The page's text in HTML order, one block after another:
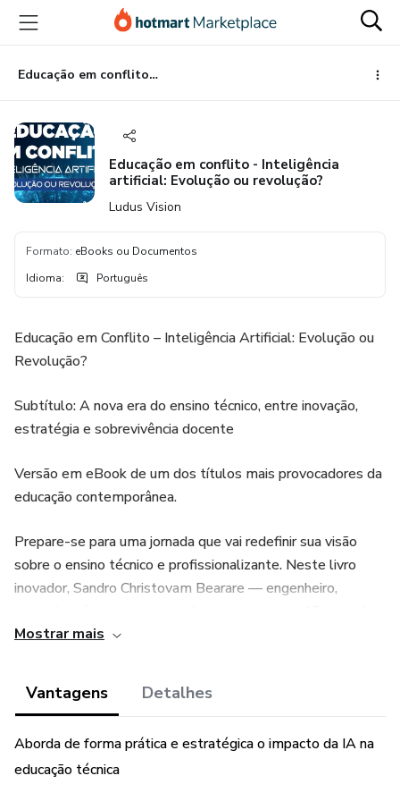
para
conteúdo
principal
para
pagamento
para
rodapé
Educação em conflito - Inteligência artificial: Evolução ou revolução?
Educação em conflito - Inteligência
artificial: Evolução ou revolução?
Ludus Vision
Formato: eBooks ou Documentos
Idioma: Português
Educação em Conflito – Inteligência Artificial: Evolução ou
Revolução?
Subtítulo: A nova era do ensino técnico, entre inovação,
estratégia e sobrevivência docente
Versão em eBook de um dos títulos mais provocadores da
educação contemporânea.
Prepare-se para uma jornada que vai redefinir sua visão
sobre o ensino técnico e profissionalizante. Neste livro
inovador, Sandro Christovam Bearare — engenheiro,
atuação — revela como a inteligência artificial está
Com 85 páginas, linguagem acessível e abordagem prática,
oferecendo soluções concretas para os desafios da
docência na era digital.
Mostrar mais
Vantagens Detalhes
Aborda de forma prática e estratégica o impacto da IA na
educação técnica